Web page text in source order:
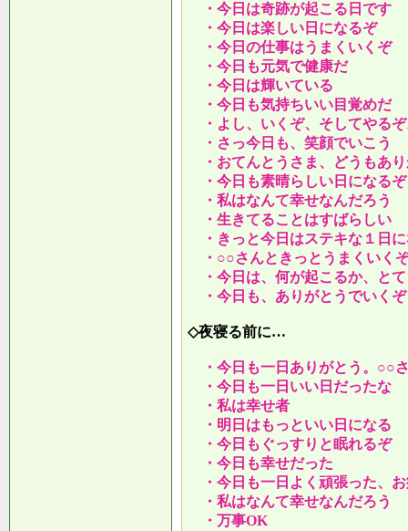
・今日は奇跡が起こる日です
・今日は楽しい日になるぞ
・今日の仕事はうまくいくぞ
・今日も元気で健康だ
・今日は輝いている
・今日も気持ちいい目覚めだ
・よし、いくぞ、そしてやる
・さっ今日も、笑顔でいこう
・おてんとうさま、どうもあ
・今日も素晴らしい日になるぞ
・私はなんて幸せなんだろう
・生きてることはすばらしい
・きっと今日はステキな１日
・○○さんときっとうまくいく
・今日は、何が起こるか、と
・今日も、ありがとうでいくぞ
◇夜寝る前に…
・今日も一日ありがとう。○○
・今日も一日いい日だったな
・私は幸せ者
・明日はもっといい日になる
・今日もぐっすりと眠れるぞ
・今日も幸せだった
・今日も一日よく頑張った、
・私はなんて幸せなんだろう
・万事OK